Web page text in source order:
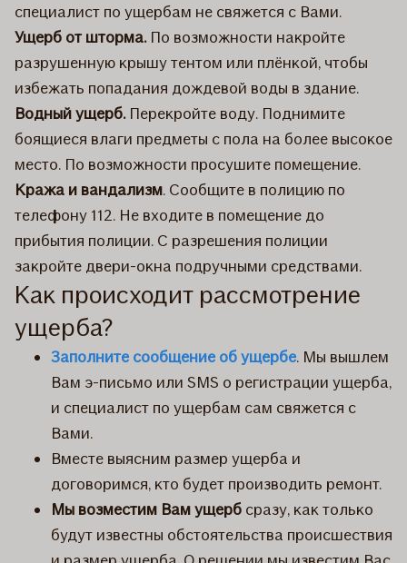
специалист по ущербам не свяжется с Вами.
Ущерб от шторма.По возможности накройте
разрушенную крышу тентом или плёнкой, чтобы
избежать попадания дождевой воды в здание.
Водный ущерб.Перекройте воду. Поднимите
боящиеся влаги предметы с пола на более высокое
место. По возможности просушите помещение.
Кража и вандализм. Сообщите в полицию по
телефону 112. Не входите в помещение до
прибытия полиции. С разрешения полиции
закройте двери-окна подручными средствами.
Как происходит рассмотрение
ущерба?
Заполните сообщение об ущербе. Мы вышлем
Вам э-письмо или SMS о регистрации ущерба,
и специалист по ущербам сам свяжется с
Вами.
Вместе выясним размер ущерба и
договоримся, кто будет производить ремонт.
Мы возместим Вам ущерб сразу, как только
будут известны обстоятельства происшествия